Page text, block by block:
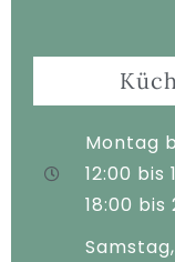
Montag
12:00 bis
18:00 bis